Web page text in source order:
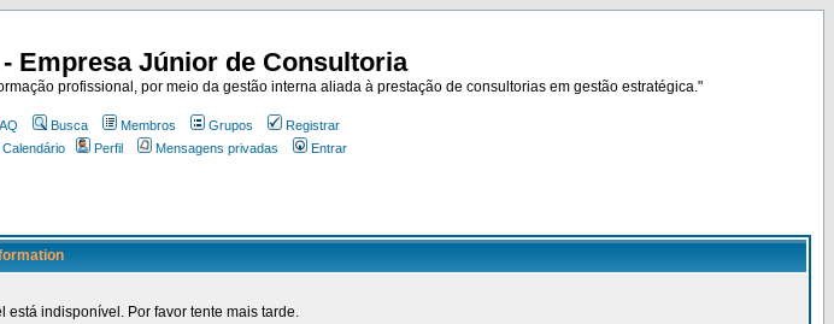
Empresa Júnior de Consultoria
profissional, por meio da gestão interna aliada à prestação de consultorias em gestão estratégica."
Busca Membros Grupos
Registrar
Calendário
Perfil Mensagens privadas Entrar
está indisponível. Por favor tente mais tarde.